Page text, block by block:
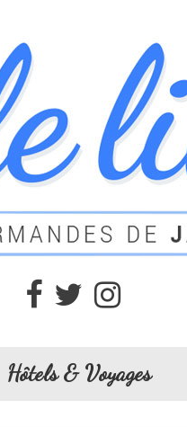
Hôtels & Voyages